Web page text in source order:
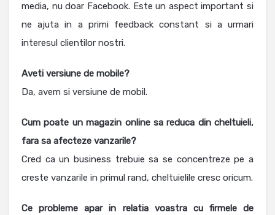
media, nu doar Facebook. Este un aspect important si
ne ajuta in a primi feedback constant si a urmari
interesul clientilor nostri.
Aveti versiune de mobile?
Da, avem si versiune de mobil.
Cum poate un magazin online sa reduca din cheltuieli,
fara sa afecteze vanzarile?
Cred ca un business trebuie sa se concentreze pe a
creste vanzarile in primul rand, cheltuielile cresc oricum.
Ce probleme apar in relatia voastra cu firmele de